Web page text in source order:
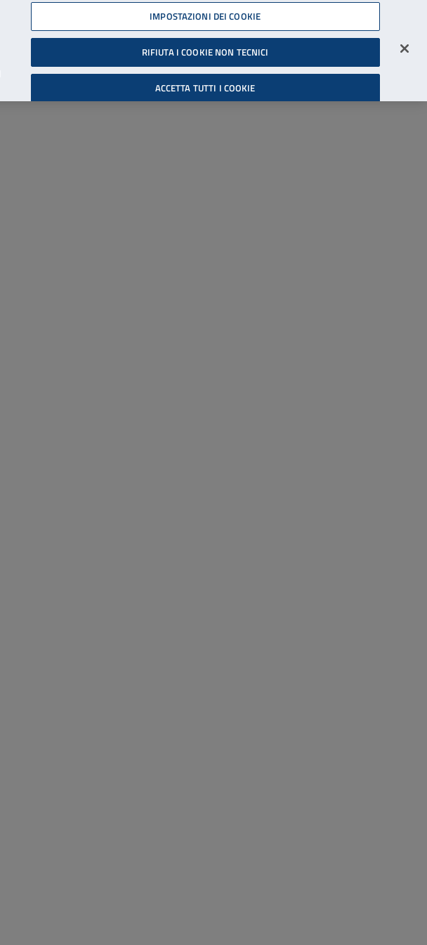
06 45539607
Accessibilità
Cerca
Accedi all'area riservata
IMPOSTAZIONI DEI COOKIE
RIFIUTA I COOKIE NON TECNICI
ACCETTA TUTTI I COOKIE